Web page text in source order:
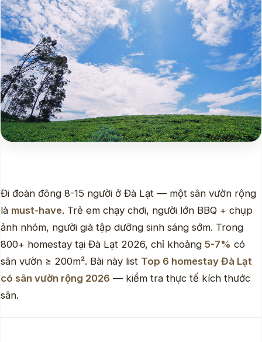
Đi đoàn đông 8-15 người ở Đà Lạt — một sân vườn rộng
là must-have. Trẻ em chạy chơi, người lớn BBQ + chụp
ảnh nhóm, người già tập dưỡng sinh sáng sớm. Trong
800+ homestay tại Đà Lạt 2026, chỉ khoảng 5-7% có
sân vườn ≥ 200m². Bài này list Top 6 homestay Đà Lạt
có sân vườn rộng 2026 — kiểm tra thực tế kích thước
sân.